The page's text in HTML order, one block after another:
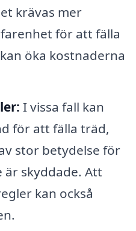
krävas mer
för att fälla
öka kostnaderna
I vissa fall kan
för att fälla träd,
stor betydelse för
är skyddade. Att
kan också